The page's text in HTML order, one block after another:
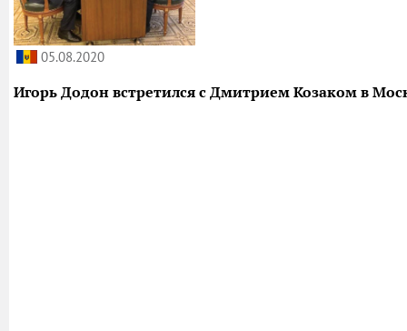
05.08.2020
Игорь Додон встретился с Дмитрием Козаком в